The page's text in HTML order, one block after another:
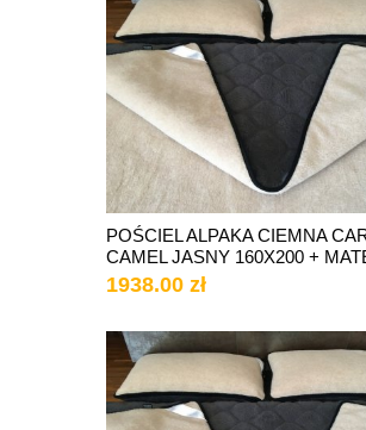
POŚCIEL ALPAKA CIEMNA
CAMEL JASNY 160X200 +
1938.00 zł